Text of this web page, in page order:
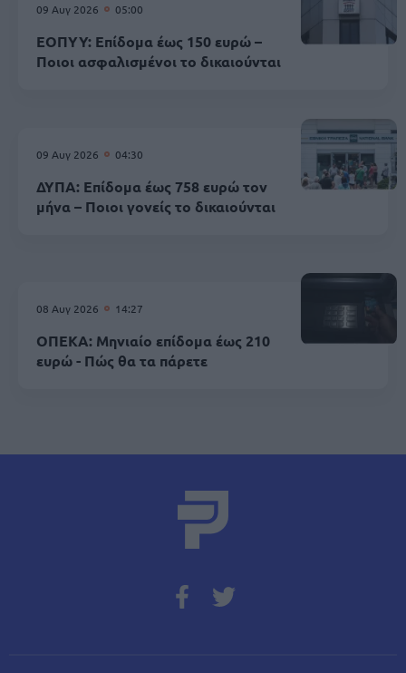
09 Αυγ 2026 05:00
ΕΟΠΥΥ: Επίδομα έως 150 ευρώ –
Ποιοι ασφαλισμένοι το δικαιούνται
09 Αυγ 2026 04:30
ΔΥΠΑ: Επίδομα έως 758 ευρώ τον
μήνα – Ποιοι γονείς το δικαιούνται
08 Αυγ 2026 14:27
ΟΠΕΚΑ: Μηνιαίο επίδομα έως 210
ευρώ - Πώς θα τα πάρετε